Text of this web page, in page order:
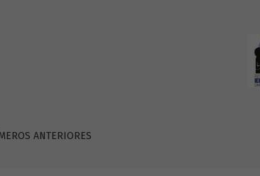
y práctica reflexiva en la formación inicial
ANTERIORES